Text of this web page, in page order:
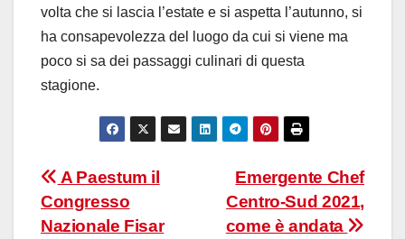
volta che si lascia l’estate e si aspetta l’autunno, si
ha consapevolezza del luogo da cui si viene ma
poco si sa dei passaggi culinari di questa
stagione.
Navigazione
articoli
Emergente Chef
Centro-Sud 2021,
come è andata
A Paestum il
Congresso
Nazionale Fisar